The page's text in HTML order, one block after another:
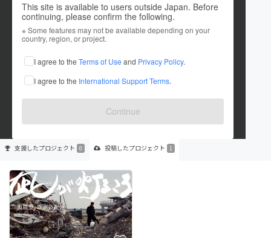
This site is available to users outside Japan. Before
continuing, please confirm the following.
※ Some features may not be available depending on your
country, region, or project.
I agree to the Terms of Use and Privacy Policy.
I agree to the International Support Terms.
Continue
satoshibird
これまでに1件のプロジェクトを投稿しています
在住国：未設定
出身国：未設定
支援したプロジェクト 0 投稿したプロジェクト 1